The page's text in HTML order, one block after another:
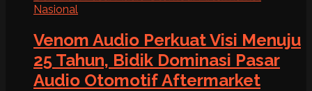
Venom Audio Perkuat Visi Menuju
25 Tahun, Bidik Dominasi Pasar
Audio Otomotif Aftermarket